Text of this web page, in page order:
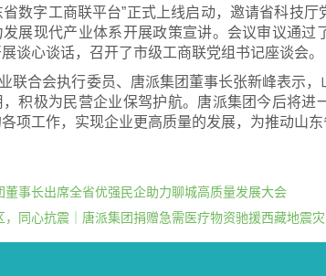
省数字工商联平台”正式上线启动，邀请省科技
展现代产业体系开展政策宣讲。会议审议通过
谈心谈话，召开了市级工商联党组书记座谈会。
联合会执行委员、唐派集团董事长张新峰表示
积极为民营企业保驾护航。唐派集团今后将进
项工作，实现企业更高质量的发展，为推动山
董事长出席全省优强民企助力聊城高质量发展大会
，同心抗震｜唐派集团捐赠急需医疗物资驰援西藏地震